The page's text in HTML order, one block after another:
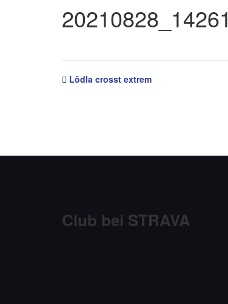
Lödla crosst extrem
Club bei STRAVA